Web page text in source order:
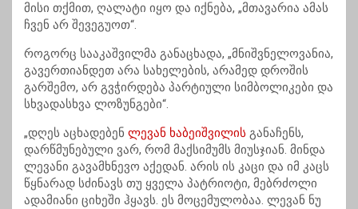
მისი თქმით, ღალატი იყო და იქნება, „მთავარია ამას
ჩვენ არ შევეგუოთ“.
როგორც სააკაშვილმა განაცხადა, „მნიშვნელოვანია,
გავერთიანდეთ არა სახელების, არამედ დროშის
გარშემო, არ გვჭირდება პარტიული სიმბოლიკები და
სხვადასხვა ლოზუნგები“.
„დღეს აცხადებენ ლევან ხაბეიშვილის განაჩენს,
დარწმუნებული ვარ, რომ მაქსიმუმს მიუსჯიან. მინდა
ლევანი გავამხნევო აქედან. არის ის კაცი და იმ კაცს
წყნარად სძინავს თუ ყველა პატრიოტი, მებრძოლი
ადამიანი ციხეში ჰყავს. ეს მოცემულობაა. ლევან ნუ